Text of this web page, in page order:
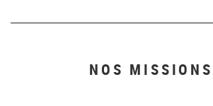
NOS MISSIONS